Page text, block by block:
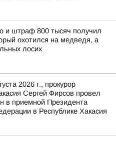
и штраф 800 тысяч получил
охотился на медведя, а
лосих
2026 г., прокурор
Сергей Фирсов провел
в приемной Президента
в Республике Хакасия